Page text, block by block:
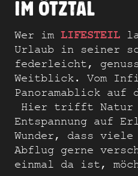
IM ÖTZTAL
Wer im LIFESTEIL
Urlaub in seiner
federleicht,
Weitblick. Vom
Panoramablick
Hier trifft Natur
Entspannung auf
Wunder, dass
Abflug gerne
einmal da ist,